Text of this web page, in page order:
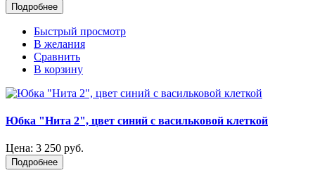
Подробнее
Быстрый просмотр
В желания
Сравнить
В корзину
Юбка "Нита 2", цвет синий с васильковой клеткой
Цена: 3 250 руб.
Подробнее